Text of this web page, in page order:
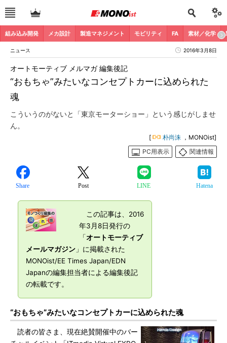
組み込み開発 メカ設計 製造マネジメント モビリティ FA 素材／化学
ニュース 2016年3月8日
“おもちゃ”みたいなコンセプトカーに込められた
魂
オートモーティブ メルマガ 編集後記
こういうのがないと「東京モーターショー」という感じがしませ
ん。
[ 朴尚洙 ，MONOist]
PC用表示
関連情報
Share Post LINE Hatena
この記事は、2016
年3月8日発行の
「オートモーティブ
メールマガジン 」に掲載された
MONOist/EE Times Japan/EDN
Japanの編集担当者による編集後記
の転載です。
“おもちゃ”みたいなコンセプトカーに込められた魂
読者の皆さま、現在絶賛開催中のバー